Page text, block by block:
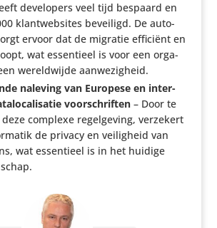
devel­o­pers veel tijd bespaard en
klant­web­sites beveiligd. De auto­
ervoor dat de migratie efficiënt en
wat essen­tieel is voor een orga­
wereld­wijde aanwezigheid.
naleving van Europese en inter­
voor­schriften– Door te
complexe regel­ge­ving, verzekert
de privacy en veilig­heid van
wat essen­tieel is in het huidige